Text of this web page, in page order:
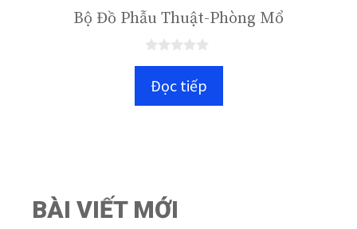
Bộ Đồ Phẫu Thuật-Phòng Mổ
gĐọc tiếp
BÀI VIẾT MỚI